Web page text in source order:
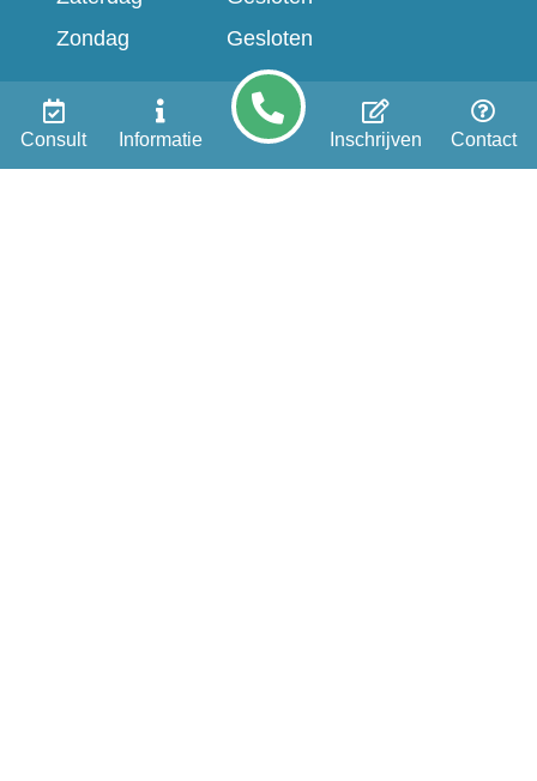
Zondag
Gesloten
BEHANDELINGEN
Consult Informatie Inschrijven Contact